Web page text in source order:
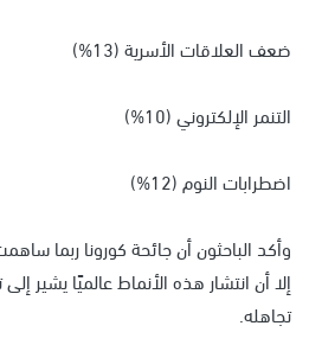
ضعف العلاقات الأسرية (13%)
التنمر الإلكتروني (10%)
اضطرابات النوم (12%)
وأكد الباحثون أن جائحة كورونا ربما
إلا أن انتشار هذه الأنماط عالميًا يشير
تجاهله.